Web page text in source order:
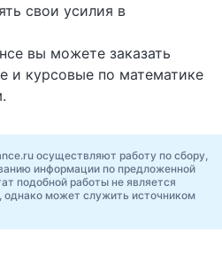
свои усилия в
вы можете заказать
и курсовые по математике
осуществляют работу по сбору,
информации по предложенной
подобной работы не является
может служить источником